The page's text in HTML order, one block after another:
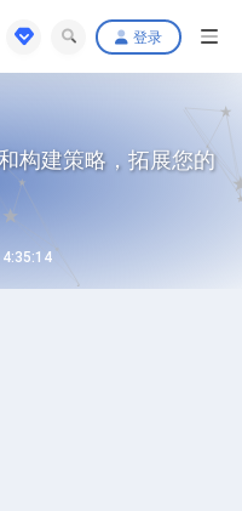
登录
构建策略，拓展您的